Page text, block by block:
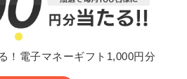
！電子マネーギフト1,000円分